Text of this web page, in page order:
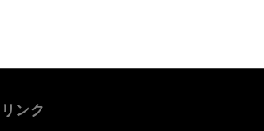
リンク